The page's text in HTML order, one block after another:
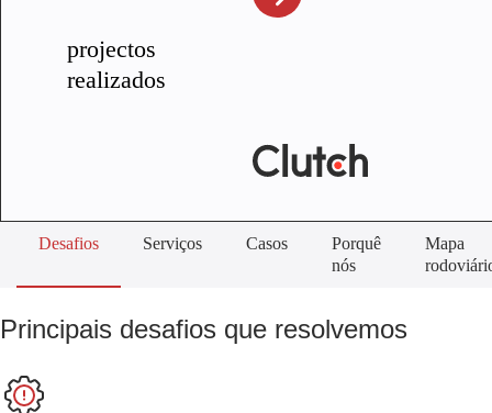
projectos
realizados
Desafios Serviços Casos
Porquê
nós
Mapa
Principais desafios que resolvemos